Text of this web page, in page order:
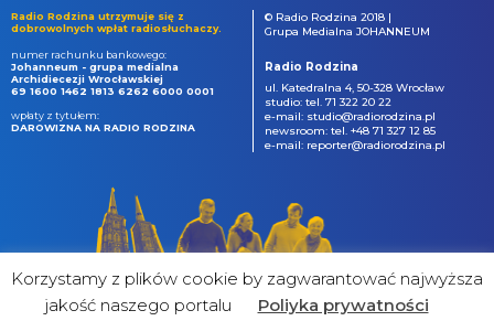
Radio Rodzina utrzymuje się z
dobrowolnych wpłat radiosłuchaczy.
numer rachunku bankowego:
Johanneum - grupa medialna
Archidiecezji Wrocławskiej
69 1600 1462 1813 6262 6000 0001
wpłaty z tytułem:
DAROWIZNA NA RADIO RODZINA
© Radio Rodzina 2018 |
Grupa Medialna JOHANNEUM
Radio Rodzina
ul. Katedralna 4, 50-328 Wrocław
studio: tel. 71 322 20 22
e-mail: studio@radiorodzina.pl
newsroom: tel. +48 71 327 12 85
e-mail: reporter@radiorodzina.pl
Korzystamy z plików cookie by zagwarantować najwyższa
jakość naszego portalu
Poliyka prywatności